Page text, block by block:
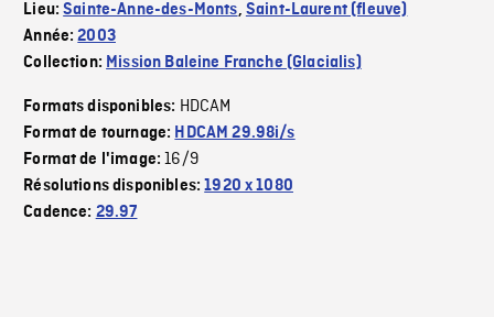
Lieu:Sainte-Anne-des-Monts, Saint-Laurent (fleuve)
Année:2003
Collection: Mission Baleine Franche (Glacialis)
Formats disponibles: HDCAM
Format de tournage: HDCAM 29.98i/s
Format de l'image:16/9
Résolutions disponibles:1920 x 1080
Cadence: 29.97